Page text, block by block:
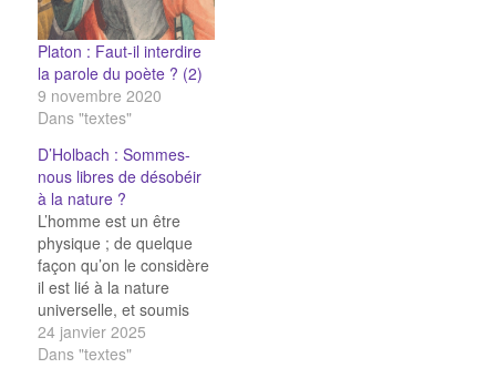
Platon : Faut-il interdire
la parole du poète ? (2)
9 novembre 2020
Dans "textes"
D’Holbach : Sommes-
nous libres de désobéir
à la nature ?
L’homme est un être
physique ; de quelque
façon qu’on le considère
il est lié à la nature
universelle, et soumis
aux lois nécessaires et
immuables qu’elle
24 janvier 2025
Dans "textes"